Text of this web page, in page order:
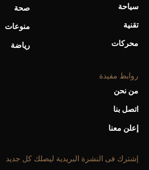
سياحة
تقنية
محركات
صحة
منوعات
رياضة
روابط مفيدة
من نحن
اتصل بنا
إعلن معنا
إشترك فى النشرة البريدية ليصلك كل جديد